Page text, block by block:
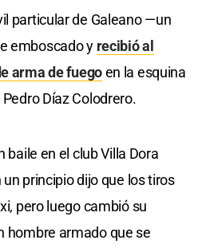
particular de Galeano —un
emboscado y recibió al
arma de fuegoen la esquina
Díaz Colodrero.
baile en el club Villa Dora
principio dijo que los tiros
pero luego cambió su
hombre armado que se